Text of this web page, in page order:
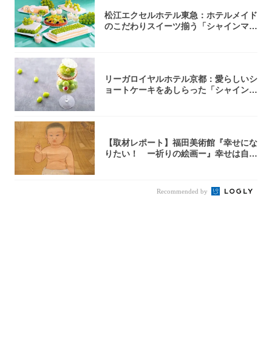
松江エクセルホテル東急：ホテルメイド
のこだわりスイーツ揃う「シャインマス
リーガロイヤルホテル京都：愛らしいシ
ョートケーキをあしらった「シャインマ
【取材レポート】福田美術館『幸せにな
りたい！ ー祈りの絵画ー』幸せは自力
Recommended by